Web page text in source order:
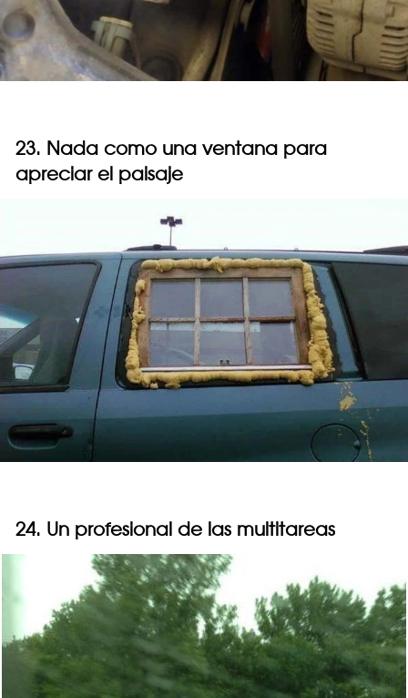
23. Nada como una ventana para
apreciar el paisaje
24. Un profesional de las multitareas